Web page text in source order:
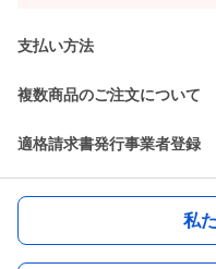
支払い方法
複数商品のご注文について
適格請求書発行事業者登録
私